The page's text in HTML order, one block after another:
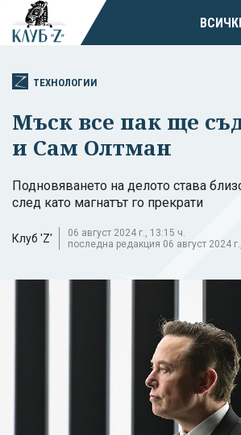
ТЕХНОЛОГИИ
Мъск все пак ще
и Сам Олтман
Подновяването на делото става
след като магнатът го прекрати
Клуб 'Z'
06 август 2024 г., 13:15 ч.
последна редакция 06 август 2024